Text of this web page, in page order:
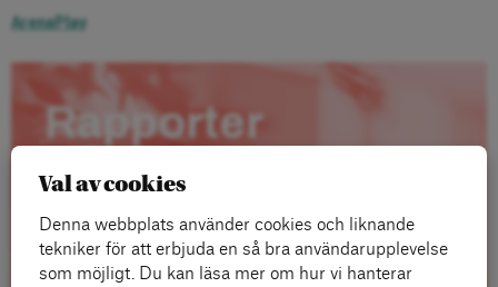
ArenaPlay
Rapporter
Val av cookies
Denna webbplats använder cookies och liknande
tekniker för att erbjuda en så bra användarupplevelse
som möjligt. Du kan läsa mer om hur vi hanterar